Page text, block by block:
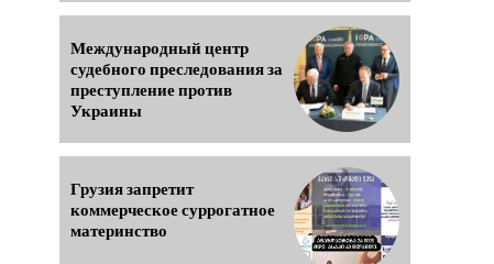
Международный центр
судебного преследования за
преступление против
Украины
Грузия запретит
коммерческое суррогатное
материнство